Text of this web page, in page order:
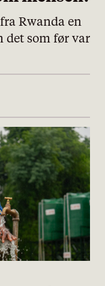
Rwanda en
det som før var